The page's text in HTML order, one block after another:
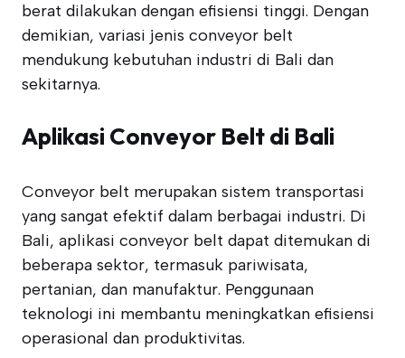
berat dilakukan dengan efisiensi tinggi. Dengan
demikian, variasi jenis conveyor belt
mendukung kebutuhan industri di Bali dan
sekitarnya.
Aplikasi Conveyor Belt di Bali
Conveyor belt merupakan sistem transportasi
yang sangat efektif dalam berbagai industri. Di
Bali, aplikasi conveyor belt dapat ditemukan di
beberapa sektor, termasuk pariwisata,
pertanian, dan manufaktur. Penggunaan
teknologi ini membantu meningkatkan efisiensi
operasional dan produktivitas.